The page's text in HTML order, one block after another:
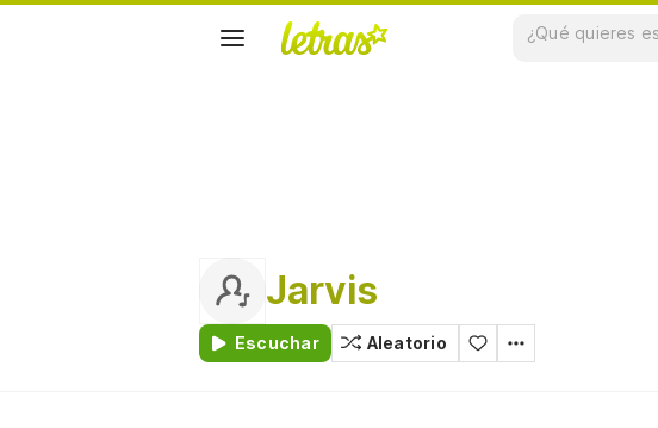
Jarvis
Escuchar Aleatorio